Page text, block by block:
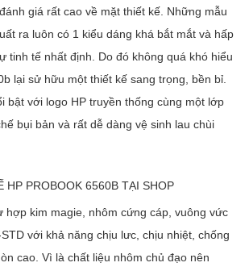
giá rất cao về mặt thiết kế. Những mẫu
ra luôn có 1 kiểu dáng khá bắt mắt và hấp
tinh tế nhất định. Do đó không quá khó hiểu
lại sử hữu một thiết kế sang trọng, bền bỉ.
bật với logo HP truyền thống cùng một lớp
bụi bản và rất dễ dàng vệ sinh lau chùi
HP PROBOOK 6560B TẠI SHOP
hợp kim magie, nhôm cứng cáp, vuông vức
với khả năng chịu lưc, chịu nhiệt, chống
cao. Vì là chất liệu nhôm chủ đạo nên